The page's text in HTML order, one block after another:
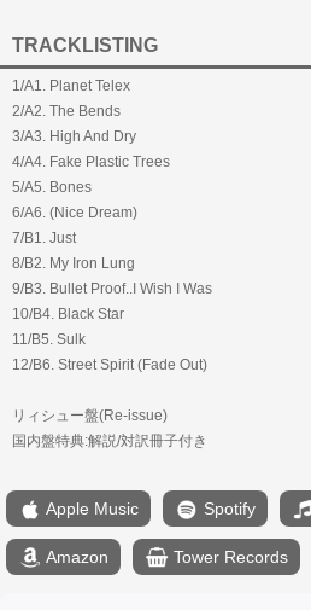
TRACKLISTING
1/A1. Planet Telex
2/A2. The Bends
3/A3. High And Dry
4/A4. Fake Plastic Trees
5/A5. Bones
6/A6. (Nice Dream)
7/B1. Just
8/B2. My Iron Lung
9/B3. Bullet Proof..I Wish I Was
10/B4. Black Star
11/B5. Sulk
12/B6. Street Spirit (Fade Out)
リィシュー盤(Re-issue)
国内盤特典:解説/対訳冊子付き
Apple Music Spotify
Amazon Tower Records